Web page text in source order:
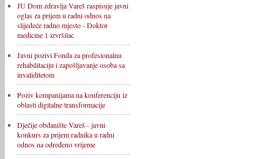
JU Dom zdravlja Vareš raspisuje javni
oglas za prijem u radni odnos na
slijedeće radno mjesto - Doktor
medicine 1 izvršilac
Javni pozivi Fonda za profesionalnu
rehabilitaciju i zapošljavanje osoba sa
invaliditetom
Poziv kompanijama na konferenciju iz
oblasti digitalne transformacije
Dječije obdanište Vareš - javni
konkurs za prijem radnika u radni
odnos na određeno vrijeme